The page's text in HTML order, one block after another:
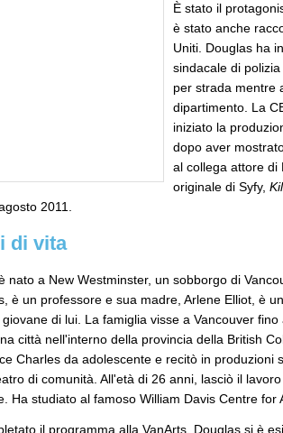
È stato il
è stato anche
Uniti. Douglas ha
sindacale di
per strada mentre
dipartimento. La
iniziato la
dopo aver
al collega attore di
originale di Syfy,
2011.
di vita
nato a New Westminster, un sobborgo di
è un professore e sua madre, Arlene Elliot, è
di lui. La famiglia visse a Vancouver
città nell'interno della provincia della British
Charles da adolescente e recitò in produzioni
di comunità. All'età di 26 anni, lasciò il
Ha studiato al famoso William Davis Centre for
il programma alla VanArts, Douglas si è